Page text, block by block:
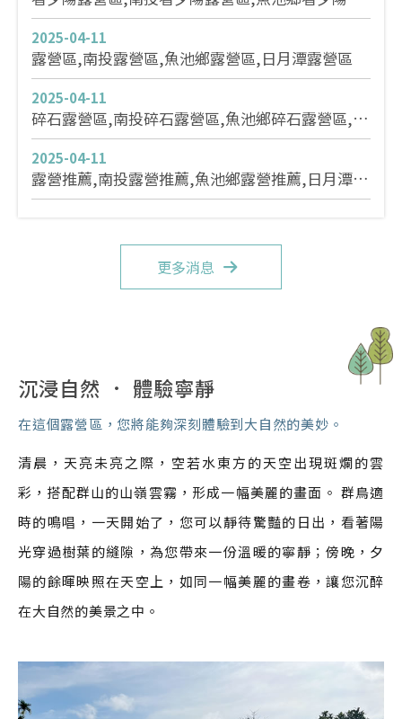
更多消息
營區,日月潭看夕陽露營區
2025-04-11
露營區,南投露營區,魚池鄉露營區,日月潭露營區
2025-04-11
碎石露營區,南投碎石露營區,魚池鄉碎石露營區,日
月潭碎石露營區
2025-04-11
露營推薦,南投露營推薦,魚池鄉露營推薦,日月潭露
營推薦
沉浸自然 ． 體驗寧靜
在這個露營區，您將能夠深刻體驗到大自然的美妙。
清晨，天亮未亮之際，空若水東方的天空出現斑爛的雲
彩，搭配群山的山嶺雲霧，形成一幅美麗的畫面。 群鳥適
時的鳴唱，一天開始了，您可以靜待驚豔的日出，看著陽
光穿過樹葉的縫隙，為您帶來一份溫暖的寧靜；傍晚，夕
陽的餘暉映照在天空上，如同一幅美麗的畫卷，讓您沉醉
在大自然的美景之中。